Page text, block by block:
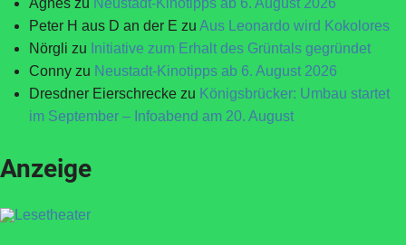
Agnes zu Neustadt-Kinotipps ab 6. August 2026
Peter H aus D an der E zu Aus Leonardo wird Kokolores
Nörgli zu Initiative zum Erhalt des Grüntals gegründet
Conny zu Neustadt-Kinotipps ab 6. August 2026
Dresdner Eierschrecke zu Königsbrücker: Umbau startet
im September – Infoabend am 20. August
Anzeige